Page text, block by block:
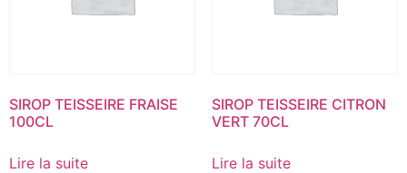
SIROP TEISSEIRE FRAISE
100CL
Lire la suite
SIROP TEISSEIRE CITRON
VERT 70CL
Lire la suite